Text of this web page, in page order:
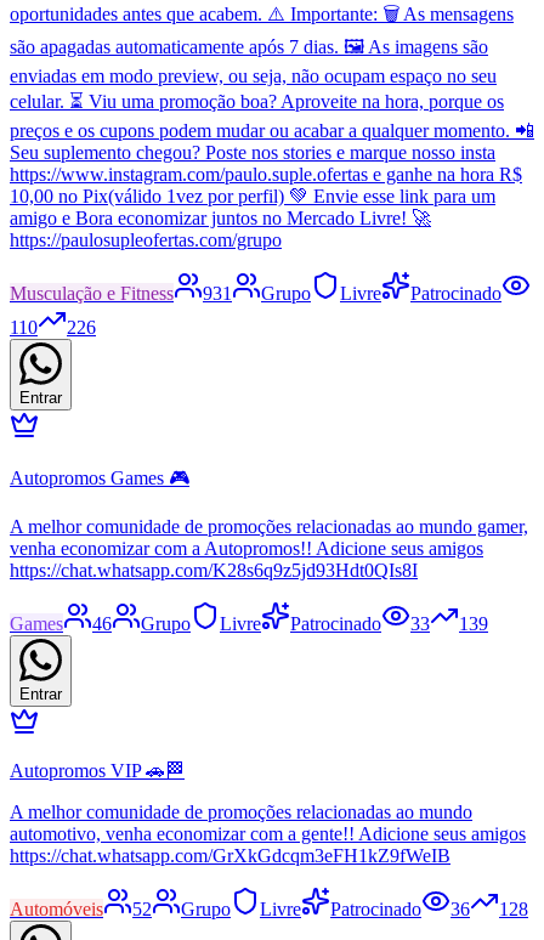
oportunidades antes que acabem. ⚠️ Importante: 🗑️ As mensagens
são apagadas automaticamente após 7 dias. 🖼️ As imagens são
enviadas em modo preview, ou seja, não ocupam espaço no seu
celular. ⏳ Viu uma promoção boa? Aproveite na hora, porque os
preços e os cupons podem mudar ou acabar a qualquer momento. 📲
Seu suplemento chegou? Poste nos stories e marque nosso insta
https://www.instagram.com/paulo.suple.ofertas e ganhe na hora R$
10,00 no Pix(válido 1vez por perfil) 💚 Envie esse link para um
amigo e Bora economizar juntos no Mercado Livre! 🚀
https://paulosupleofertas.com/grupo
Musculação e Fitness 931 Grupo Livre
Patrocinado
110
226
Entrar
Autopromos Games 🎮
A melhor comunidade de promoções relacionadas ao mundo gamer,
venha economizar com a Autopromos!! Adicione seus amigos
https://chat.whatsapp.com/K28s6q9z5jd93Hdt0QIs8I
Games 46 Grupo Livre Patrocinado 33 139
Entrar
Autopromos VIP 🚗🏁
A melhor comunidade de promoções relacionadas ao mundo
automotivo, venha economizar com a gente!! Adicione seus amigos
https://chat.whatsapp.com/GrXkGdcqm3eFH1kZ9fWeIB
Automóveis 52 Grupo Livre Patrocinado 36 128